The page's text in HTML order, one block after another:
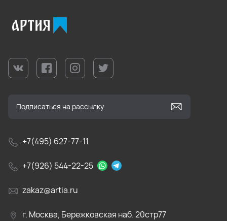
+7(495) 627-77-11
+7(926) 544-22-25
zakaz@artia.ru
г. Москва, Бережковская наб. 20стр77